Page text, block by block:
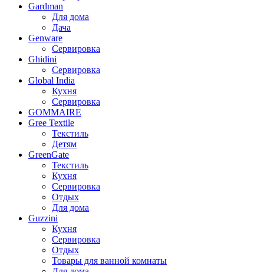
Gardman
Для дома
Дача
Genware
Сервировка
Ghidini
Сервировка
Global India
Кухня
Сервировка
GOMMAIRE
Gree Textile
Текстиль
Детям
GreenGate
Текстиль
Кухня
Сервировка
Отдых
Для дома
Guzzini
Кухня
Сервировка
Отдых
Товары для ванной комнаты